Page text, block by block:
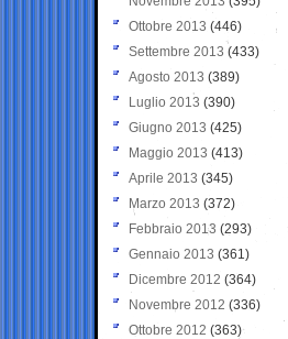
Ottobre 2013 (446)
Settembre 2013 (433)
Agosto 2013 (389)
Luglio 2013 (390)
Giugno 2013 (425)
Maggio 2013 (413)
Aprile 2013 (345)
Marzo 2013 (372)
Febbraio 2013 (293)
Gennaio 2013 (361)
Dicembre 2012 (364)
Novembre 2012 (336)
Ottobre 2012 (363)